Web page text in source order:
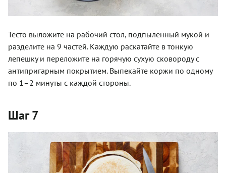
Тесто выложите на рабочий стол, подпыленный мукой и
разделите на 9 частей. Каждую раскатайте в тонкую
лепешку и переложите на горячую сухую сковороду с
антипригарным покрытием. Выпекайте коржи по одному
по 1–2 минуты с каждой стороны.
Шаг 7